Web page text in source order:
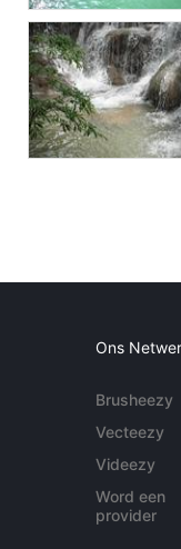
Ons
Brusheezy
Vecteezy
Videezy
Word een
provider